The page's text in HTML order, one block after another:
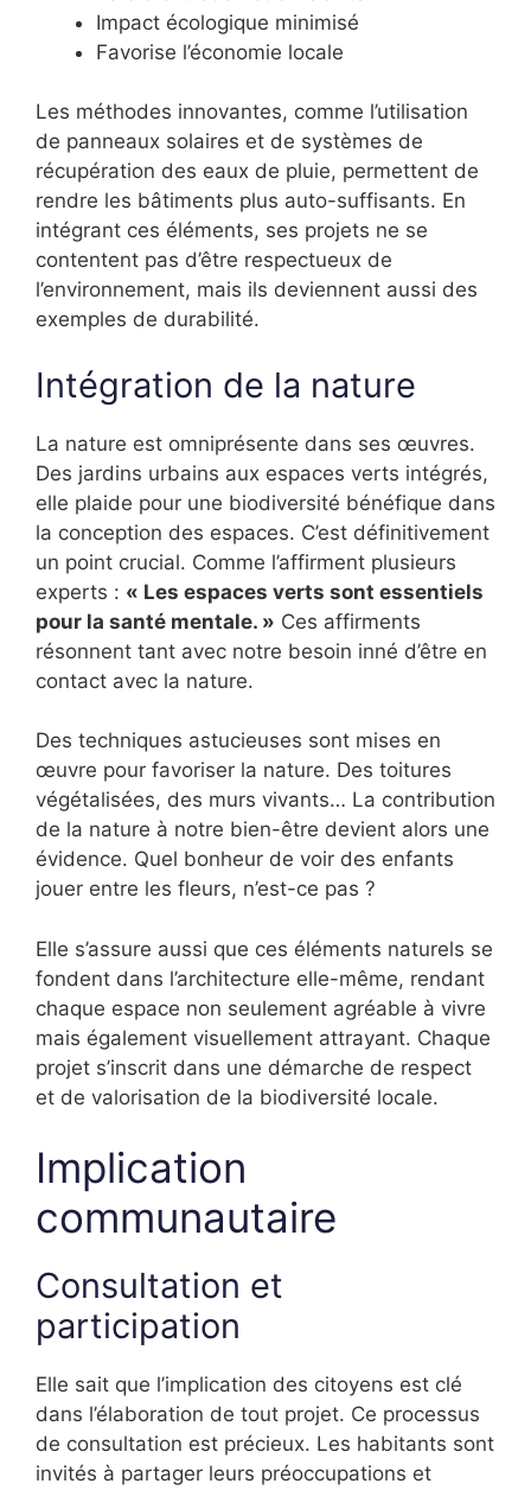
Impact écologique minimisé
Favorise l’économie locale
Les méthodes innovantes, comme l’utilisation
de panneaux solaires et de systèmes de
récupération des eaux de pluie, permettent de
rendre les bâtiments plus auto-suffisants. En
intégrant ces éléments, ses projets ne se
contentent pas d’être respectueux de
l’environnement, mais ils deviennent aussi des
exemples de durabilité.
Intégration de la nature
La nature est omniprésente dans ses œuvres.
Des jardins urbains aux espaces verts intégrés,
elle plaide pour une biodiversité bénéfique dans
la conception des espaces. C’est définitivement
un point crucial. Comme l’affirment plusieurs
experts : « Les espaces verts sont essentiels
pour la santé mentale. » Ces affirments
résonnent tant avec notre besoin inné d’être en
contact avec la nature.
Des techniques astucieuses sont mises en
œuvre pour favoriser la nature. Des toitures
végétalisées, des murs vivants… La contribution
de la nature à notre bien-être devient alors une
évidence. Quel bonheur de voir des enfants
jouer entre les fleurs, n’est-ce pas ?
Elle s’assure aussi que ces éléments naturels se
fondent dans l’architecture elle-même, rendant
chaque espace non seulement agréable à vivre
mais également visuellement attrayant. Chaque
projet s’inscrit dans une démarche de respect
et de valorisation de la biodiversité locale.
Implication
communautaire
Consultation et
participation
Elle sait que l’implication des citoyens est clé
dans l’élaboration de tout projet. Ce processus
de consultation est précieux. Les habitants sont
invités à partager leurs préoccupations et